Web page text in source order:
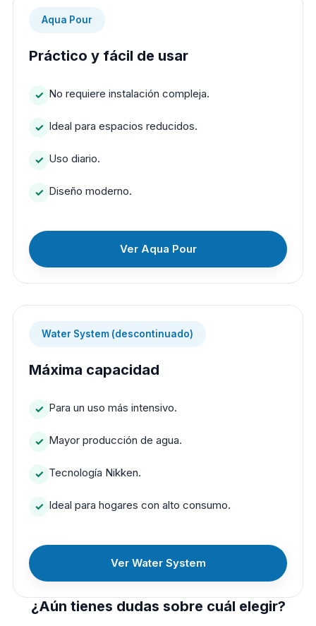
Aqua Pour
Práctico y fácil de usar
No requiere instalación compleja.
Ideal para espacios reducidos.
Uso diario.
Diseño moderno.
Ver Aqua Pour
Water System (descontinuado)
Máxima capacidad
Para un uso más intensivo.
Mayor producción de agua.
Tecnología Nikken.
Ideal para hogares con alto consumo.
Ver Water System
¿Aún tienes dudas sobre cuál elegir?